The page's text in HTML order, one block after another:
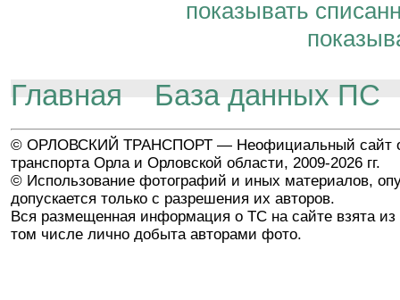
показывать
Главная База данных ПС
© ОРЛОВСКИЙ ТРАНСПОРТ — Неофициальный сайт
транспорта Орла и Орловской области, 2009-2026 гг.
© Использование фотографий и иных материалов,
допускается только с разрешения их авторов.
Вся размещенная информация о ТС на сайте взята из
том числе лично добыта авторами фото.